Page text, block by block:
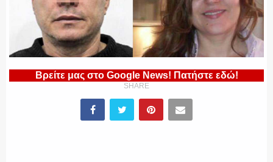
ΥΑΤ/ΥΜΕΤ
Βρείτε μας στο Google News! Πατήστε εδώ!
SHARE